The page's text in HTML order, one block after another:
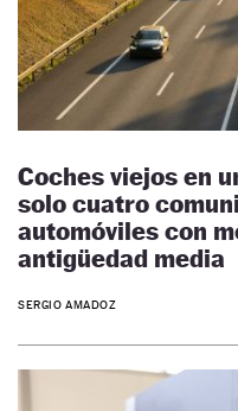
Coches viejos en
solo cuatro
automóviles con
antigüedad media
SERGIO AMADOZ